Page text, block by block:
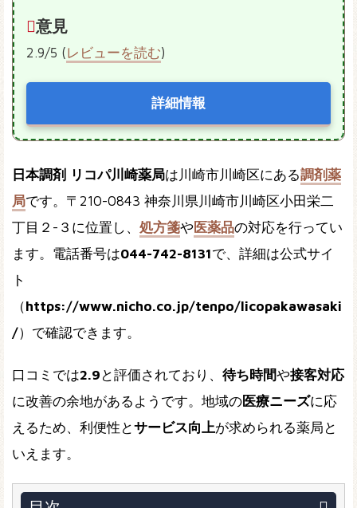
意見
2.9/5 (レビューを読む)
詳細情報
日本調剤 リコパ川崎薬局は川崎市川崎区にある調剤薬
局です。〒210-0843 神奈川県川崎市川崎区小田栄二
丁目２-３に位置し、 処方箋や医薬品の対応を行ってい
ます。電話番号は044-742-8131で、詳細は公式サイ
ト
（https://www.nicho.co.jp/tenpo/licopakawasaki
/）で確認できます。
口コミでは2.9 と評価されており、 待ち時間や接客対応
に改善の余地があるようです。地域の医療ニーズに応
えるため、利便性とサービス向上が求められる薬局と
いえます。